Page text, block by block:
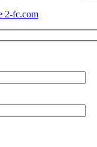
2-fc.com